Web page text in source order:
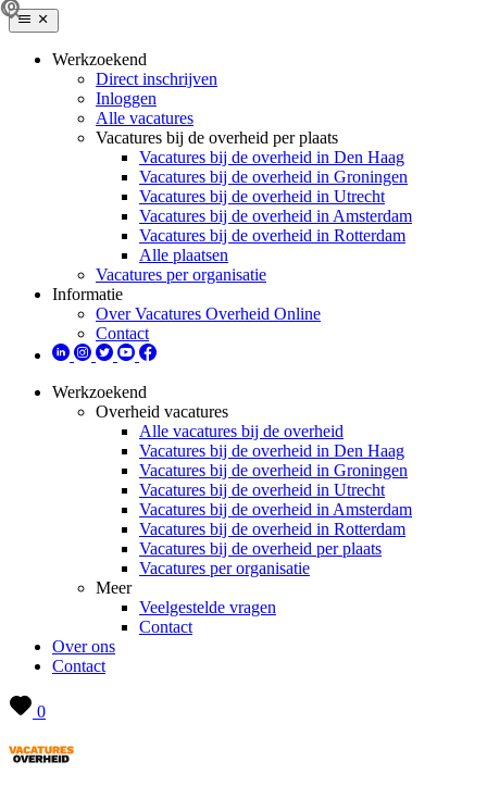
Werkzoekend
Direct inschrijven
Inloggen
Alle vacatures
Vacatures bij de overheid per plaats
Vacatures bij de overheid in Den Haag
Vacatures bij de overheid in Groningen
Vacatures bij de overheid in Utrecht
Vacatures bij de overheid in Amsterdam
Vacatures bij de overheid in Rotterdam
Alle plaatsen
Vacatures per organisatie
Informatie
Over Vacatures Overheid Online
Contact
Werkzoekend
Overheid vacatures
Alle vacatures bij de overheid
Vacatures bij de overheid in Den Haag
Vacatures bij de overheid in Groningen
Vacatures bij de overheid in Utrecht
Vacatures bij de overheid in Amsterdam
Vacatures bij de overheid in Rotterdam
Vacatures bij de overheid per plaats
Vacatures per organisatie
Meer
Veelgestelde vragen
Contact
Over ons
Contact
0